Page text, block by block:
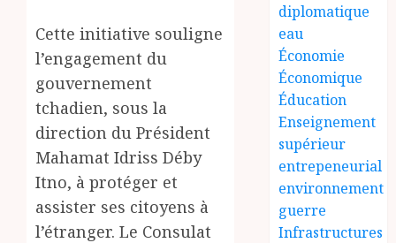
Cette initiative souligne
l’engagement du
gouvernement
tchadien, sous la
direction du Président
Mahamat Idriss Déby
Itno, à protéger et
assister ses citoyens à
l’étranger. Le Consulat
diplomatique
eau
Économie
Économique
Éducation
Enseignement
supérieur
entrepeneurial
environnement
guerre
Infrastructures